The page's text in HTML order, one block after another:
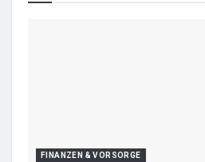
FINANZEN & VORSORGE